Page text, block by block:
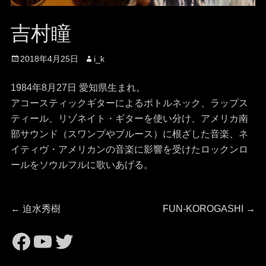
吉村瞳
投
日
2018年4月25日
投
者
i_k
1984年8月27日 愛知県生まれ。
アコースティックギターによるボトルネック、ラップス
ティール、リゾネイト・ギターを使い分け、アメリカ南
部サウンド（スワンプやブルース）に根ざした音楽、ネ
イティヴ・アメリカンの音楽に影響を受けたロックンロ
ールをソウルフルに歌いあげる。
投
稿
← 前
投
迫水秀樹
次
FUN-KOROGASHI →
https://
https://
Twitter